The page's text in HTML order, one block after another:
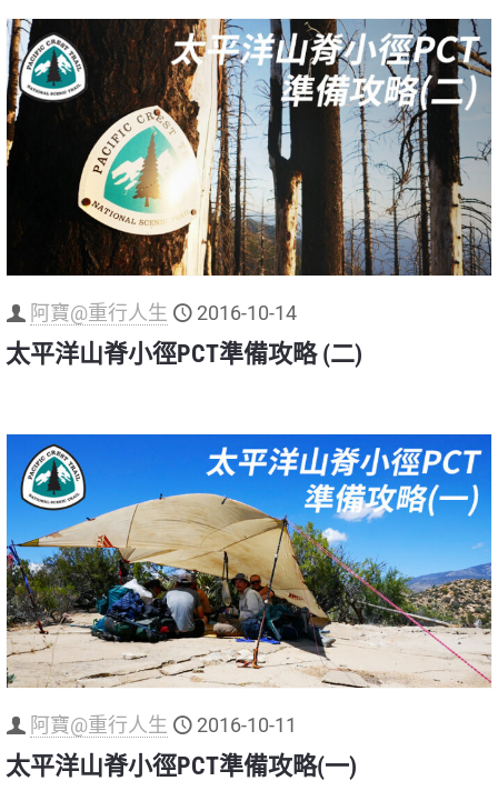
阿寶@重行人生 2016-10-14
太平洋山脊小徑PCT準備攻略 (二)
阿寶@重行人生 2016-10-11
太平洋山脊小徑PCT準備攻略(一)